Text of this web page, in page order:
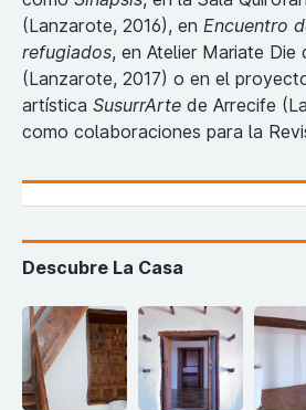
(Lanzarote, 2016), en Encuentro
refugiados, en Atelier Mariate Die
(Lanzarote, 2017) o en el
artística SusurrArte de Arrecife
como colaboraciones para la
Descubre La Casa